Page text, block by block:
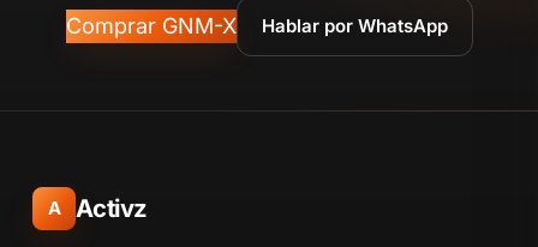
Comprar GNM-X Hablar por WhatsApp
A Activz